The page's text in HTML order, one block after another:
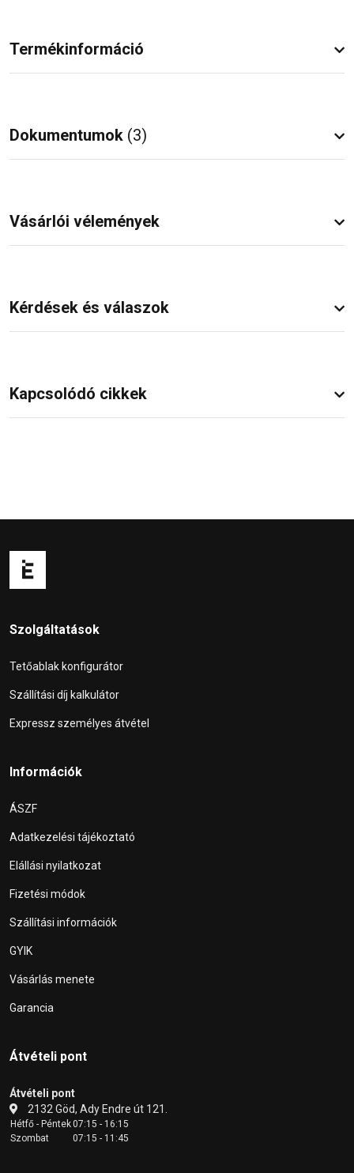
Termékinformáció
Dokumentumok (3)
Vásárlói vélemények
Kérdések és válaszok
Kapcsolódó cikkek
Szolgáltatások
Tetőablak konfigurátor
Szállítási díj kalkulátor
Expressz személyes átvétel
Információk
ÁSZF
Adatkezelési tájékoztató
Elállási nyilatkozat
Fizetési módok
Szállítási információk
GYIK
Vásárlás menete
Garancia
Átvételi pont
Átvételi pont
2132 Göd, Ady Endre út 121.
Hétfő - Péntek07:15 - 16:15
Szombat
07:15 - 11:45